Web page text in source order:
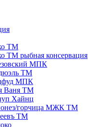
ТМ
ТМ рыбная консервация
МПК
ТМ
МПК
Ваня ТМ
Хайнц
горчица МЖК ТМ
ТМ